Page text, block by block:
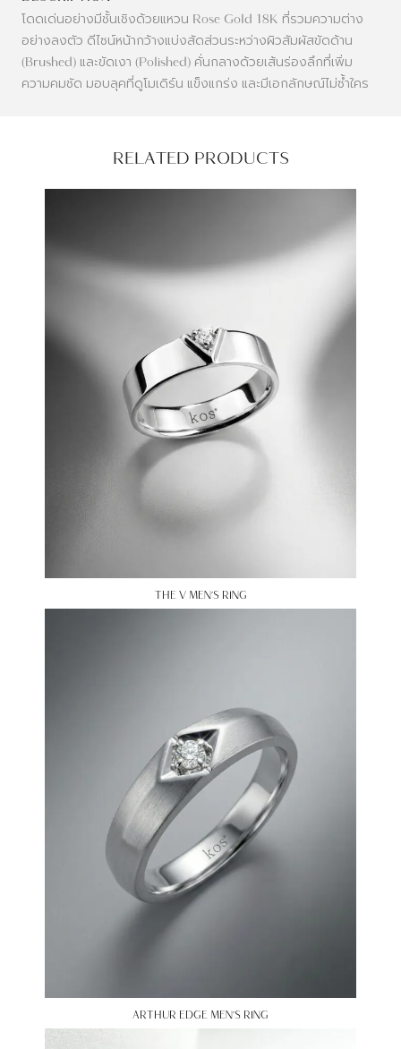
โดดเด่นอย่างมีชั้นเชิงด้วยแหวน Rose Gold 18K ที่รวมความต่าง
อย่างลงตัว ดีไซน์หน้ากว้างแบ่งสัดส่วนระหว่างผิวสัมผัสขัดด้าน
(Brushed) และขัดเงา (Polished) คั่นกลางด้วยเส้นร่องลึกที่เพิ่ม
ความคมชัด มอบลุคที่ดูโมเดิร์น แข็งแกร่ง และมีเอกลักษณ์ไม่ซ้ำใคร
RELATED PRODUCTS
THE V MEN’S RING
ARTHUR EDGE MEN’S RING